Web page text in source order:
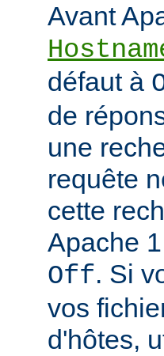
Avant
défaut à
de
une
requête
cette
Apache
Off. Si
vos
d'hôtes,